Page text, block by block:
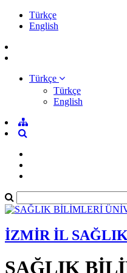
Türkçe
English
Türkçe
Türkçe
English
İZMİR İL
SAĞLIK